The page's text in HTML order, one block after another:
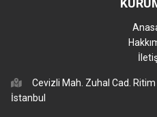
Cevizli Mah. Zuhal Cad.
İstanbul